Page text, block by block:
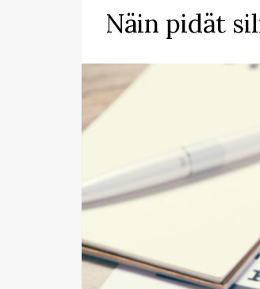
Näin pidät